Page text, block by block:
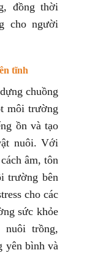
đồng thời
cho người
tĩnh
chuồng
môi trường
ồn và tạo
nuôi. Với
âm, tôn
trường bên
cho các
sức khỏe
nuôi trồng,
yên bình và